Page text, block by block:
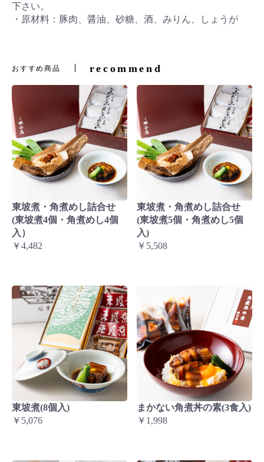
下さい。
・原材料：豚肉、醤油、砂糖、酒、みりん、しょうが
おすすめ商品 recommend
東坡煮・角煮めし詰合せ
(東坡煮4個・角煮めし4個
入）
￥4,482
東坡煮・角煮めし詰合せ
(東坡煮5個・角煮めし5個
入)
￥5,508
東坡煮(8個入)
￥5,076
まかない角煮丼の素(3食入)
￥1,998